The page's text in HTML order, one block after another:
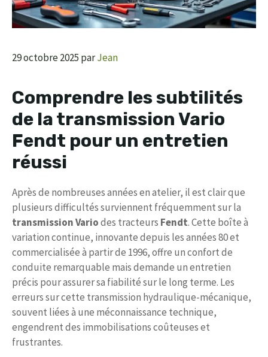
29 octobre 2025 parJean
Comprendre les subtilités
de la transmission Vario
Fendt pour un entretien
réussi
Après de nombreuses années en atelier, il est clair que
plusieurs difficultés surviennent fréquemment sur la
transmission Variodes tracteurs Fendt. Cette boîte à
variation continue, innovante depuis les années 80 et
commercialisée à partir de 1996, offre un confort de
conduite remarquable mais demande un entretien
précis pour assurer sa fiabilité sur le long terme. Les
erreurs sur cette transmission hydraulique-mécanique,
souvent liées à une méconnaissance technique,
engendrent des immobilisations coûteuses et
frustrantes.